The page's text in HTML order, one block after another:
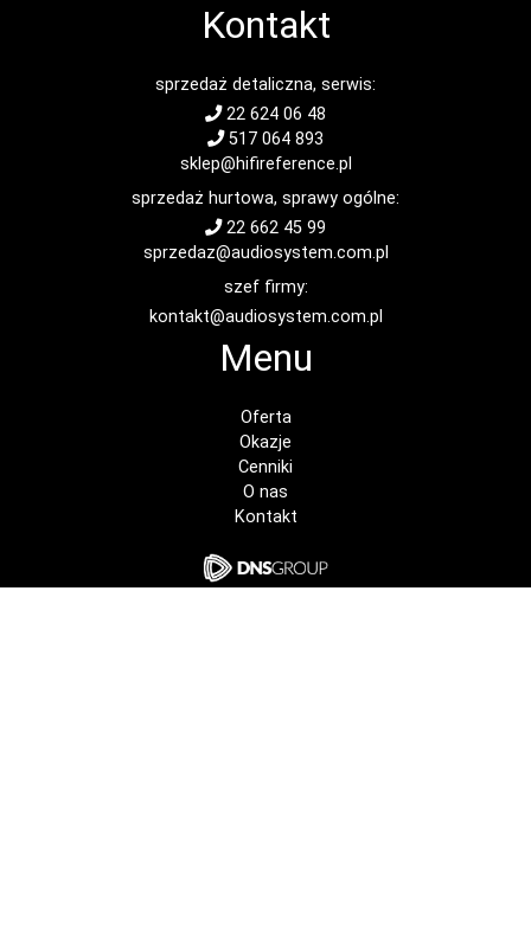
Kontakt
sprzedaż detaliczna, serwis:
22 624 06 48
517 064 893
sklep@hifireference.pl
sprzedaż hurtowa, sprawy ogólne:
22 662 45 99
sprzedaz@audiosystem.com.pl
szef firmy:
kontakt@audiosystem.com.pl
Menu
Oferta
Okazje
Cenniki
O nas
Kontakt